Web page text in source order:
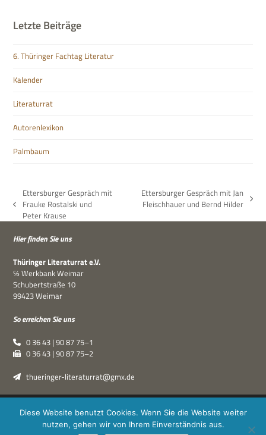
Letzte Beiträge
6. Thüringer Fachtag Literatur
Kalender
Literaturrat
Autorenlexikon
Palmbaum
vorheriger
Beitrag:
Ettersburger Gespräch mit
Frauke Rostalski und
Peter Krause
Nächster
Ettersburger Gespräch mit Jan
Fleischhauer und Bernd Hilder
Hier fin­den Sie uns
Thü­rin­ger Lite­ra­tur­rat e.V.
℅ Werk­bank Weimar
Schu­bert­straße 10
99423 Weimar
So errei­chen Sie uns
0 36 43 | 90 87 75–1
0 36 43 | 90 87 75–2
thueringer-literaturrat@gmx.de
Thüringer Literaturrat e.V. | © 2019–2026 ·XPDT : Marken &
Kommunikation|Impressum·Datenschutz
Diese Website benutzt Cookies. Wenn Sie die Website weiter
nutzen, gehen wir von Ihrem Einverständnis aus.